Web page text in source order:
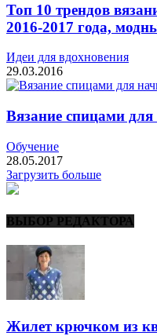
Топ 10 трендов
2016-2017 года,
Идеи для вдохновения
29.03.2016
Вязание спицами
Обучение
28.05.2017
Загрузить больше
ВЫБОР РЕДАКТОРА
Жилет крючком из